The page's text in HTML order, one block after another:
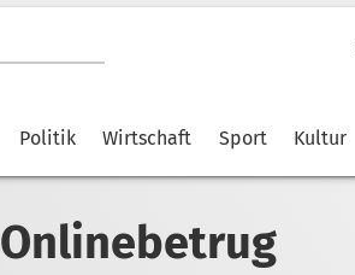
Politik Wirtschaft Sport Kultur
Onlinebetrug